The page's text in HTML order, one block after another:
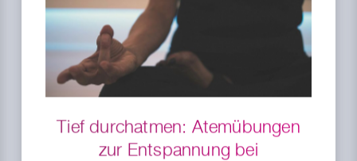
Tief durchatmen: Atemübungen
zur Entspannung bei